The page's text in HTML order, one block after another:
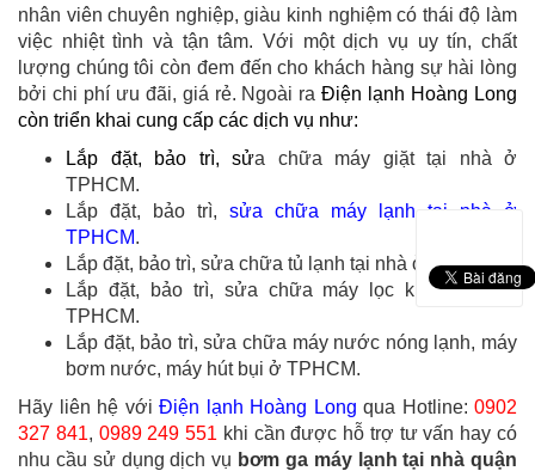
nhân viên chuyên nghiệp, giàu kinh nghiệm có thái độ làm
việc nhiệt tình và tận tâm. Với một dịch vụ uy tín, chất
lượng chúng tôi còn đem đến cho khách hàng sự hài lòng
bởi chi phí ưu đãi, giá rẻ. Ngoài raĐiện lạnh Hoàng Long
còn triển khai cung cấp các dịch vụ như:
Lắp đặt, bảo trì, sửa chữa máy giặt tại nhà ở
TPHCM.
Lắp đặt, bảo trì, sửa chữa máy lạnh tại nhà ở
TPHCM.
Lắp đặt, bảo trì, sửa chữa tủ lạnh tại nhà ở TPHCM.
Lắp đặt, bảo trì, sửa chữa máy lọc không khí ở
TPHCM.
Lắp đặt, bảo trì, sửa chữa máy nước nóng lạnh, máy
bơm nước, máy hút bụi ở TPHCM.
Hãy liên hệ với Điện lạnh Hoàng Long qua Hotline: 0902
327 841, 0989 249 551 khi cần được hỗ trợ tư vấn hay có
nhu cầu sử dụng dịch vụ bơm ga máy lạnh tại nhà quận